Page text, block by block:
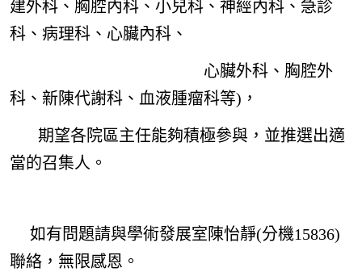
建外科、胸腔內科、小兒科、神經內科、急診
科、病理科、心臟內科、
心臟外科、胸腔外
科、新陳代謝科、血液腫瘤科等)，
期望各院區主任能夠積極參與，並推選出適
當的召集人。
如有問題請與學術發展室陳怡靜(分機15836)
聯絡，無限感恩。